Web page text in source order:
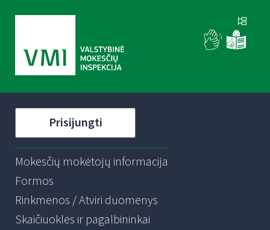
Prisijungti
Mokesčių mokėtojų informacija
Formos
Rinkmenos / Atviri duomenys
Skaičiuoklės ir pagalbininkai